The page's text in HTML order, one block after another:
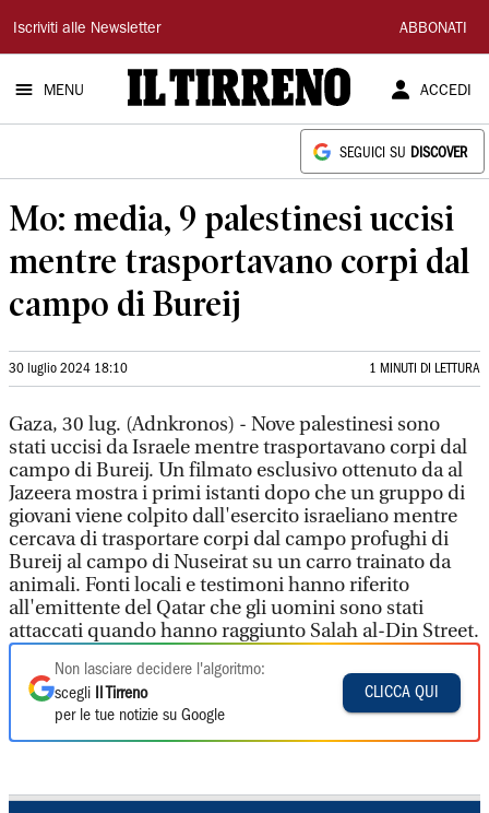
Il
Tirreno
Iscriviti alle Newsletter ABBONATI
MENU ACCEDI
SEGUICI SU DISCOVER
Mo: media, 9 palestinesi uccisi
mentre trasportavano corpi dal
campo di Bureij
30 luglio 2024 18:10 1 MINUTI DI LETTURA
Gaza, 30 lug. (Adnkronos) - Nove palestinesi sono
stati uccisi da Israele mentre trasportavano corpi dal
campo di Bureij. Un filmato esclusivo ottenuto da al
Jazeera mostra i primi istanti dopo che un gruppo di
giovani viene colpito dall'esercito israeliano mentre
cercava di trasportare corpi dal campo profughi di
Bureij al campo di Nuseirat su un carro trainato da
animali. Fonti locali e testimoni hanno riferito
all'emittente del Qatar che gli uomini sono stati
attaccati quando hanno raggiunto Salah al-Din Street.
Non lasciare decidere l'algoritmo:
scegli
Il Tirreno
per le tue notizie su Google
CLICCA QUI